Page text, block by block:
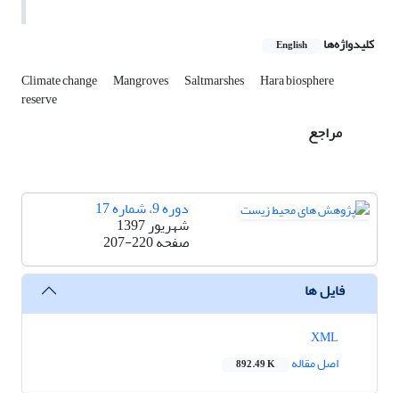
کلیدواژه‌ها English
Climate change Mangroves Saltmarshes Hara biosphere
reserve
مراجع
دوره 9، شماره 17
شهریور 1397
صفحه207-220
فایل ها
اصل مقاله
892.49 K